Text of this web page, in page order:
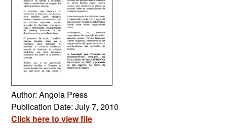
Author: Angola Press
Publication Date: July 7, 2010
Click here to view file